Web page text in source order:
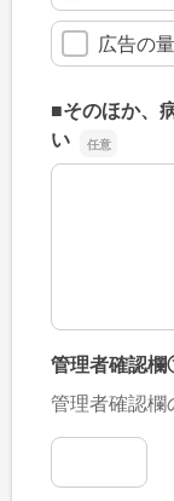
広告の
■そのほか、
い
■そのほか、
管理者確認
管理者確認欄
管理者確認欄①